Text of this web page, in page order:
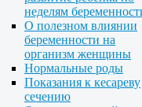
неделям
О полезном влиянии
беременности на
организм женщины
Нормальные роды
Показания к кесареву
сечению